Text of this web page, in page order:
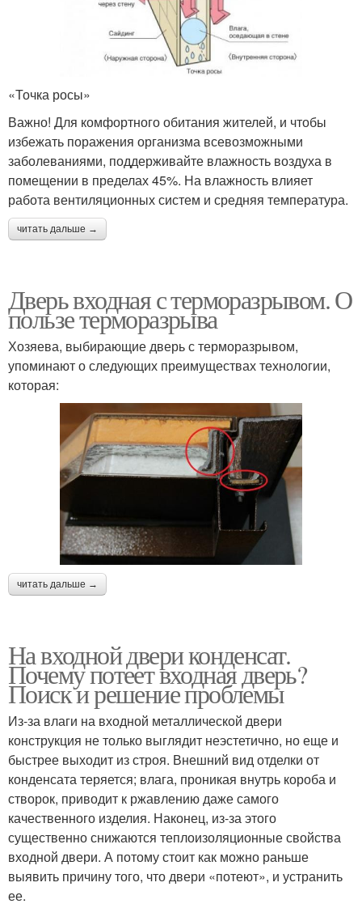
«Точка росы»
Важно! Для комфортного обитания жителей, и чтобы
избежать поражения организма всевозможными
заболеваниями, поддерживайте влажность воздуха в
помещении в пределах 45%. На влажность влияет
работа вентиляционных систем и средняя температура.
читать дальше →
Дверь входная с терморазрывом. О
пользе терморазрыва
Хозяева, выбирающие дверь с терморазрывом,
упоминают о следующих преимуществах технологии,
которая:
читать дальше →
На входной двери конденсат.
Почему потеет входная дверь?
Поиск и решение проблемы
Из-за влаги на входной металлической двери
конструкция не только выглядит неэстетично, но еще и
быстрее выходит из строя. Внешний вид отделки от
конденсата теряется; влага, проникая внутрь короба и
створок, приводит к ржавлению даже самого
качественного изделия. Наконец, из-за этого
существенно снижаются теплоизоляционные свойства
входной двери. А потому стоит как можно раньше
выявить причину того, что двери «потеют», и устранить
ее.